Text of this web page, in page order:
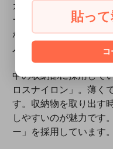
カチやティッシュ、カ
ースなどを入れて使え
がすっぽり入る大きさ
入ります。
中の収納部に採用して
ロスナイロン」。薄く
す。収納物を取り出す
しやすいのが魅力です
ー」を採用しています。
貼っ